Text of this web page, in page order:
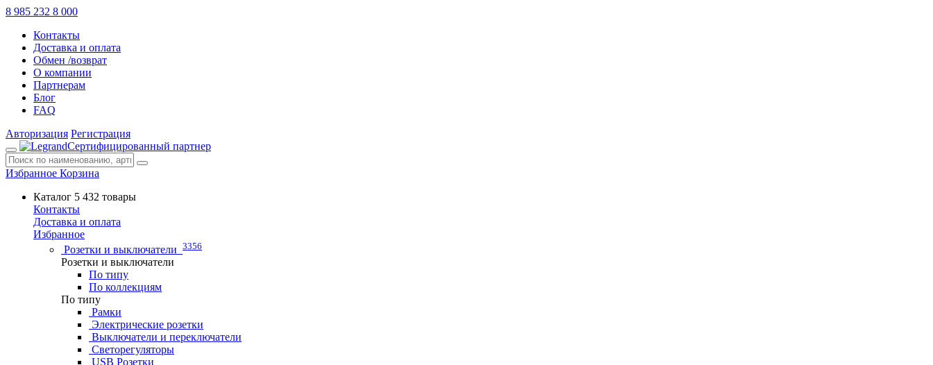
8 985 232 8 000
Контакты
Доставка и оплата
Обмен /возврат
О компании
Партнерам
Блог
FAQ
Авторизация Регистрация
Сертифицированный партнер
Избранное Корзина
Каталог 5 432 товары
Контакты
Доставка и оплата
Избранное
Розетки и выключатели 3356
Розетки и выключатели
По типу
По коллекциям
По типу
Рамки
Электрические розетки
Выключатели и переключатели
Светорегуляторы
USB Розетки